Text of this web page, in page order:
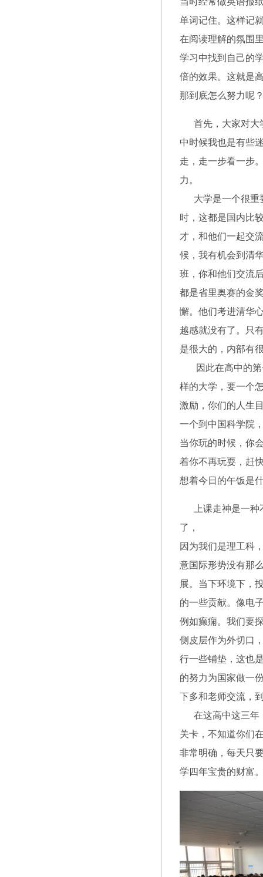
单词记住。这样记
在阅读理解的氛围
学习中找到自己的
倍的效果。这就是
那到底怎么努力呢
首先，大家对大
中时候我也是有些
走，走一步看一步
力。
大学是一个很重
时，这都是国内比
才，和他们一起交
候，我有机会到清
班，你和他们交流
都是省里奥赛的金
懈。他们考进清华
越感就没有了。只
是很大的，内部有
因此在高中的第
样的大学，要一个
激励，你们的人生
一个到中国科学院
当你玩的时候，你
着你不再玩耍，赶
想着今日的午饭是
上课走神是一种
了，
因为我们是理工科
意国际形势没有那
展。当下环境下，
的一些贡献。像电
例如癫痫。我们要
侧皮层作为外切口
行一些铺垫，这也
的努力为国家做一
下多和老师交流，
在这高中这三年
关卡，不知道你们
非常明确，每天只
学四年宝贵的财富